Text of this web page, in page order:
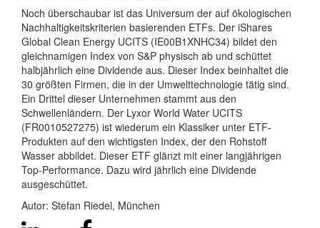
Noch überschaubar ist das Universum der auf ökologischen
Nachhaltigkeitskriterien basierenden ETFs. Der iShares
Global Clean Energy UCITS (IE00B1XNHC34) bildet den
gleichnamigen Index von S&P physisch ab und schüttet
halbjährlich eine Dividende aus. Dieser Index beinhaltet die
30 größten Firmen, die in der Umwelttechnologie tätig sind.
Ein Drittel dieser Unternehmen stammt aus den
Schwellenländern. Der Lyxor World Water UCITS
(FR0010527275) ist wiederum ein Klassiker unter ETF-
Produkten auf den wichtigsten Index, der den Rohstoff
Wasser abbildet. Dieser ETF glänzt mit einer langjährigen
Top-Performance. Dazu wird jährlich eine Dividende
ausgeschüttet.
Autor: Stefan Riedel, München